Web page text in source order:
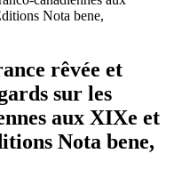
rêvée et
sur les
aux XIXe et
Nota bene,